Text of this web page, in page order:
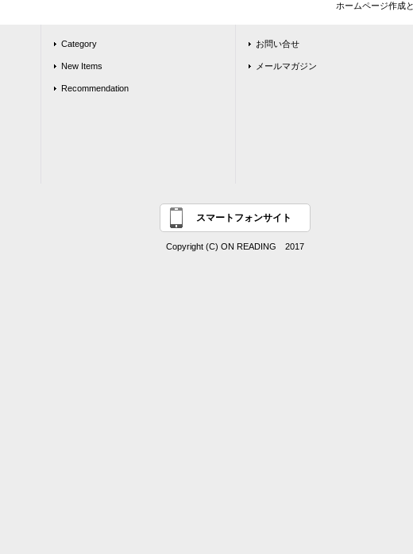
ホームページ作成
Category
New Items
Recommendation
お問い合せ
メールマガジン
スマートフォンサイト
Copyright (C) ON READING 2017